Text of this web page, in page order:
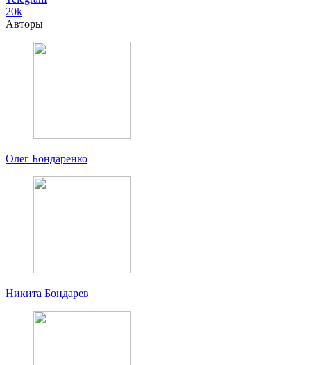
20k
Авторы
Олег Бондаренко
Никита Бондарев